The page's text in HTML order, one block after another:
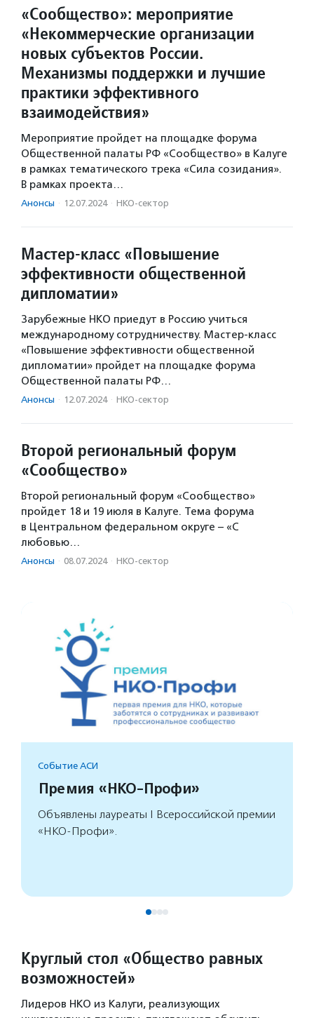
«Сообщество»: мероприятие
«Некоммерческие организации
новых субъектов России.
Механизмы поддержки и лучшие
практики эффективного
взаимодействия»
Мероприятие пройдет на площадке форума
Общественной палаты РФ «Сообщество» в Калуге
в рамках тематического трека «Сила созидания».
В рамках проекта…
Анонсы · 12.07.2024 · НКО-сектор
Мастер-класс «Повышение
эффективности общественной
дипломатии»
Зарубежные НКО приедут в Россию учиться
международному сотрудничеству. Мастер-класс
«Повышение эффективности общественной
дипломатии» пройдет на площадке форума
Общественной палаты РФ…
Анонсы · 12.07.2024 · НКО-сектор
Второй региональный форум
«Сообщество»
Второй региональный форум «Сообщество»
пройдет 18 и 19 июля в Калуге. Тема форума
в Центральном федеральном округе – «С
любовью…
Анонсы · 08.07.2024 · НКО-сектор
Событие АСИ
Премия «НКО-Профи»
Объявлены лауреаты I Всероссийской премии
«НКО-Профи».
Круглый стол «Общество равных
возможностей»
Лидеров НКО из Калуги, реализующих